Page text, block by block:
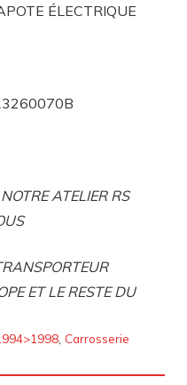
ÉLECTRIQUE
ATELIER RS
ET LE RESTE DU
Carrosserie